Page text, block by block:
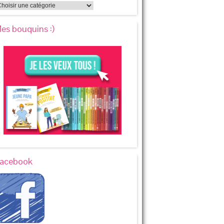
bouquins :)